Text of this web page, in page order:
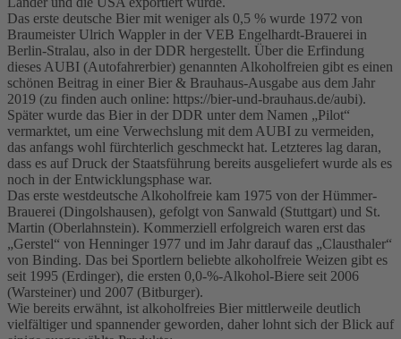
Das erste deutsche Bier mit weniger als 0,5 % wurde 1972 von
Braumeister Ulrich Wappler in der VEB Engelhardt-Brauerei in
Berlin-Stralau, also in der DDR hergestellt. Über die Erfindung
dieses AUBI (Autofahrerbier) genannten Alkoholfreien gibt es einen
schönen Beitrag in einer Bier & Brauhaus-Ausgabe aus dem Jahr
2019 (zu finden auch online: https://bier-und-brauhaus.de/aubi).
Später wurde das Bier in der DDR unter dem Namen „Pilot“
vermarktet, um eine Verwechslung mit dem AUBI zu vermeiden,
das anfangs wohl fürchterlich geschmeckt hat. Letzteres lag daran,
dass es auf Druck der Staatsführung bereits ausgeliefert wurde als es
noch in der Entwicklungsphase war.
Das erste westdeutsche Alkoholfreie kam 1975 von der Hümmer-
Brauerei (Dingolshausen), gefolgt von Sanwald (Stuttgart) und St.
Martin (Oberlahnstein). Kommerziell erfolgreich waren erst das
„Gerstel“ von Henninger 1977 und im Jahr darauf das „Clausthaler“
von Binding. Das bei Sportlern beliebte alkoholfreie Weizen gibt es
seit 1995 (Erdinger), die ersten 0,0-%-Alkohol-Biere seit 2006
(Warsteiner) und 2007 (Bitburger).
Wie bereits erwähnt, ist alkoholfreies Bier mittlerweile deutlich
vielfältiger und spannender geworden, daher lohnt sich der Blick auf